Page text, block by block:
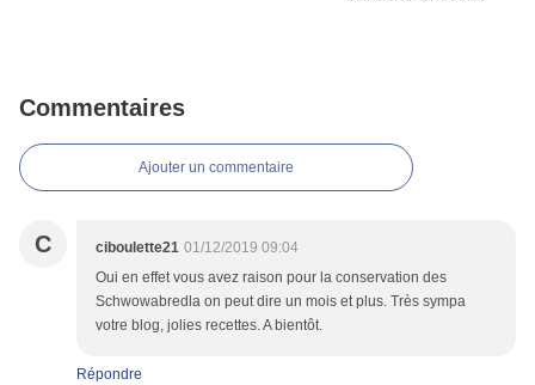
Commentaires
Ajouter un commentaire
C ciboulette21 01/12/2019 09:04
Oui en effet vous avez raison pour la conservation des
Schwowabredla on peut dire un mois et plus. Très sympa
votre blog, jolies recettes. A bientôt.
Répondre